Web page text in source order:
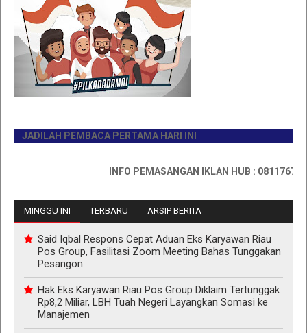
PEMBACA PERTAMA HARI INI
INFO PEMASANGAN IKLAN HUB : 0811767335
MINGGU INI TERBARU ARSIP BERITA
Said Iqbal Respons Cepat Aduan Eks Karyawan Riau
Pos Group, Fasilitasi Zoom Meeting Bahas Tunggakan
Pesangon
Hak Eks Karyawan Riau Pos Group Diklaim Tertunggak
Rp8,2 Miliar, LBH Tuah Negeri Layangkan Somasi ke
Manajemen